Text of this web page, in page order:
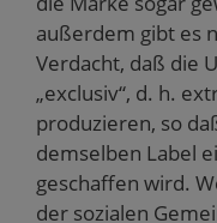
außerdem gibt es
Verdacht, daß die
„exclusiv“, d. h.
produzieren, so
demselben Label
geschaffen wird.
der sozialen